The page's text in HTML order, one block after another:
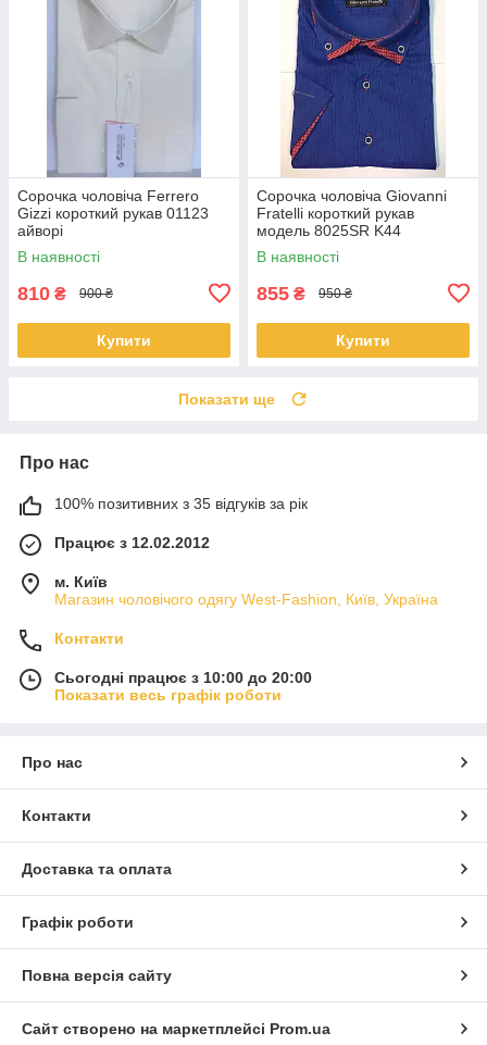
Сорочка чоловіча Ferrero
Gizzi короткий рукав 01123
айворі
В наявності
810 ₴ 900 ₴
Купити
Сорочка чоловіча Giovanni
Fratelli короткий рукав
модель 8025SR K44
В наявності
855 ₴ 950 ₴
Купити
Показати ще
Про нас
100% позитивних з 35 відгуків за рік
Працює з 12.02.2012
м. Київ
Магазин чоловічого одягу West-Fashion, Київ, Україна
Контакти
Сьогодні працює з 10:00 до 20:00
Показати весь графік роботи
Про нас
Контакти
Доставка та оплата
Графік роботи
Повна версія сайту
Сайт створено на маркетплейсі Prom.ua